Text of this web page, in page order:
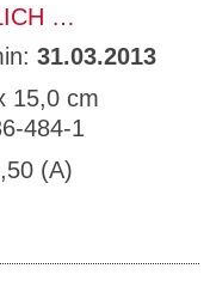
…
31.03.2013
15,0 cm
484-1
(A)